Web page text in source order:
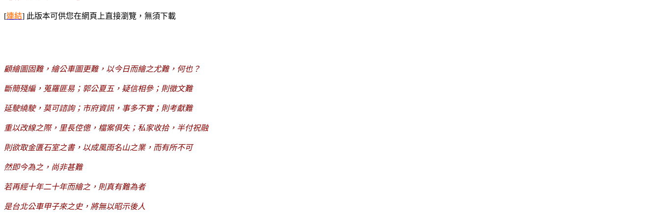
[連結] 此版本可供您在網頁上直接瀏覽，無須下載
顧繪圖固難，繪公車圖更難，以今日而繪之尤難，何也？
斷簡殘編，蒐羅匪易；郭公夏五，疑信相參；則徵文難
延駛繞駛，莫可諮詢；市府資訊，事多不實；則考獻難
重以改線之際，里長倥傯，檔案俱失；私家收拾，半付祝融
則欲取金匱石室之書，以成風雨名山之業，而有所不可
然即今為之，尚非甚難
若再經十年二十年而繪之，則真有難為者
是台北公車甲子來之史，將無以昭示後人